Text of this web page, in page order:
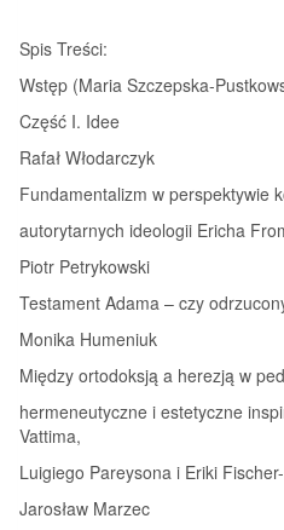
Spis Treści:
Wstęp (Maria Szczepska-
Część I. Idee
Rafał Włodarczyk
Fundamentalizm w perspektywie
autorytarnych ideologii Ericha
Piotr Petrykowski
Testament Adama – czy
Monika Humeniuk
Między ortodoksją a herezją w
hermeneutyczne i estetyczne
Vattima,
Luigiego Pareysona i Eriki
Jarosław Marzec